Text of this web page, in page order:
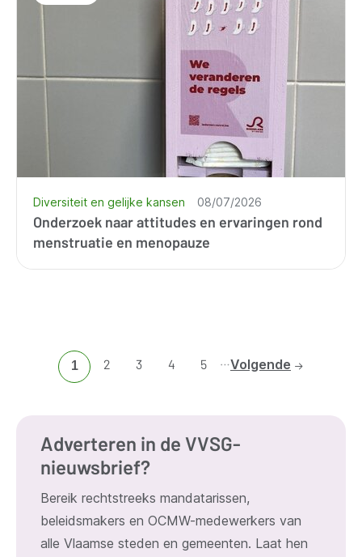
Onderzoek naar attitudes en ervaringen rond
menstruatie en menopauze
Diversiteit en gelijke kansen 08/07/2026
Huidige
pagina
1
Ga
2
Ga
3
Ga
4
Ga
5 …Volgende
Adverteren in de VVSG-
nieuwsbrief?
Bereik rechtstreeks mandatarissen,
beleidsmakers en OCMW-medewerkers van
alle Vlaamse steden en gemeenten. Laat hen